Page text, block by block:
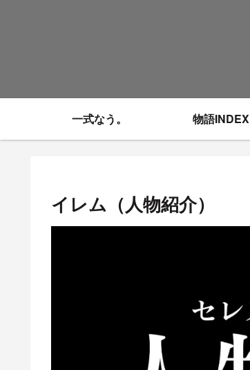
一式なう。 物語INDEX
イレム（人物紹介）